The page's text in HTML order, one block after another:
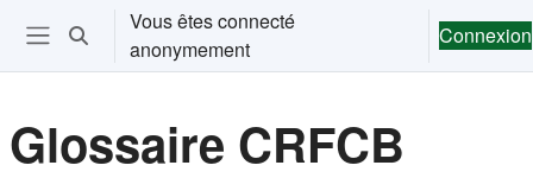
Passer au contenu principal
Ouvrir le menu de navigation
Activer/désactiver la saisie de recherche
Vous êtes connecté
anonymement
Connexion
Glossaire CRFCB